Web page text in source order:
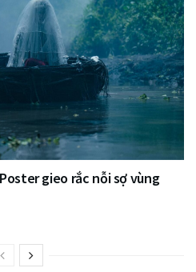
gieo rắc nỗi sợ vùng